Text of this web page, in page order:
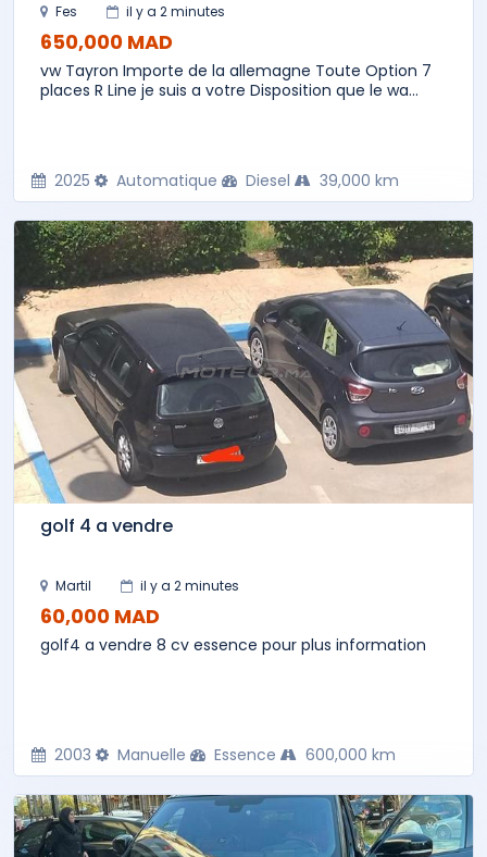
Fes il y a 2 minutes
650,000 MAD
vw Tayron Importe de la allemagne Toute Option 7
places R Line je suis a votre Disposition que le wa...
2025 Automatique Diesel 39,000 km
golf 4 a vendre
Martil il y a 2 minutes
60,000 MAD
golf4 a vendre 8 cv essence pour plus information
2003 Manuelle Essence 600,000 km